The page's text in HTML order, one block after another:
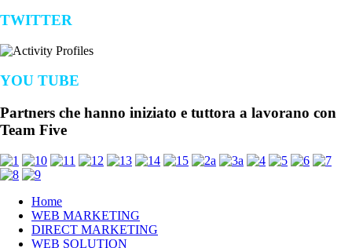
TWITTER
YOU TUBE
Partners che hanno iniziato e tuttora a lavorano con
Team Five
Home
WEB MARKETING
DIRECT MARKETING
WEB SOLUTION